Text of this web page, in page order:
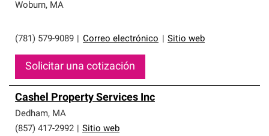
Woburn, MA
(781) 579-9089 Correo electrónico Sitio web
Solicitar una cotización
Cashel Property Services Inc
Dedham, MA
(857) 417-2992
Sitio web